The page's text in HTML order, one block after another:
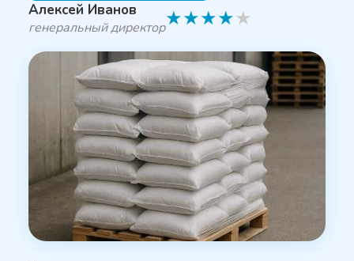
Алексей Иванов
генеральный директор★★★★★